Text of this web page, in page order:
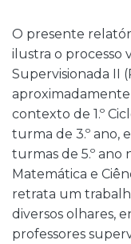
O presente
ilustra o processo
Supervisionada II
contexto de 1.º
turma de 3.º ano,
turmas de 5.º ano
Matemática e
retrata um
diversos olhares,
professores